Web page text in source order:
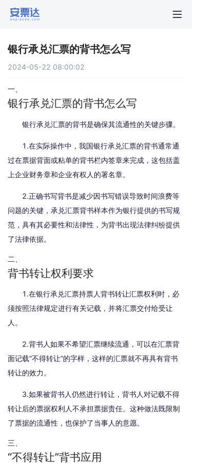
银行承兑汇票的背书怎么写
2024-05-22 08:00:02
一、
银行承兑汇票的背书怎么写
银行承兑汇票的背书是确保其流通性的关键步骤。
1.在实际操作中，我国银行承兑汇票的背书通常通
过在票据背面或粘单的背书栏内签章来完成，这包括盖
上企业财务章和企业有权人的署名章。
2.正确书写背书是减少因书写错误导致时间浪费等
问题的关键，承兑汇票背书样本作为银行提供的书写规
范，具有其必要性和法律性，为背书出现法律纠纷提供
了法律依据。
二、
背书转让权利要求
1.在银行承兑汇票持票人背书转让汇票权利时，必
须按照法律规定进行有关记载，并将汇票交付给受让
人。
2.背书人如果不希望汇票继续流通，可以在汇票背
面记载“不得转让”的字样，这样的汇票就不再具有背书
转让的效力。
3.如果被背书人仍然进行转让，背书人对记载不得
转让后的票据权利人不承担票据责任。这种做法既限制
了票据的流通性，也保护了当事人的意愿。
三、
“不得转让”背书应用